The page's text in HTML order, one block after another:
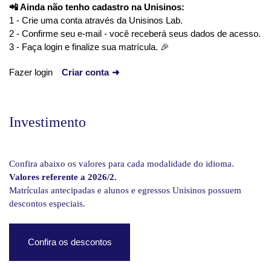
📲 Ainda não tenho cadastro na Unisinos:
1 - Crie uma conta através da Unisinos Lab.
2 - Confirme seu e-mail - você receberá seus dados de acesso.
3 - Faça login e finalize sua matrícula. 🎉
Fazer login Criar conta ➜
Investimento
Confira abaixo os valores para cada modalidade do idioma.
Valores referente a 2026/2.
Matrículas antecipadas e alunos e egressos Unisinos possuem
descontos especiais.
Confira os descontos